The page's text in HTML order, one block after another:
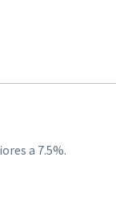
a 7.5%.